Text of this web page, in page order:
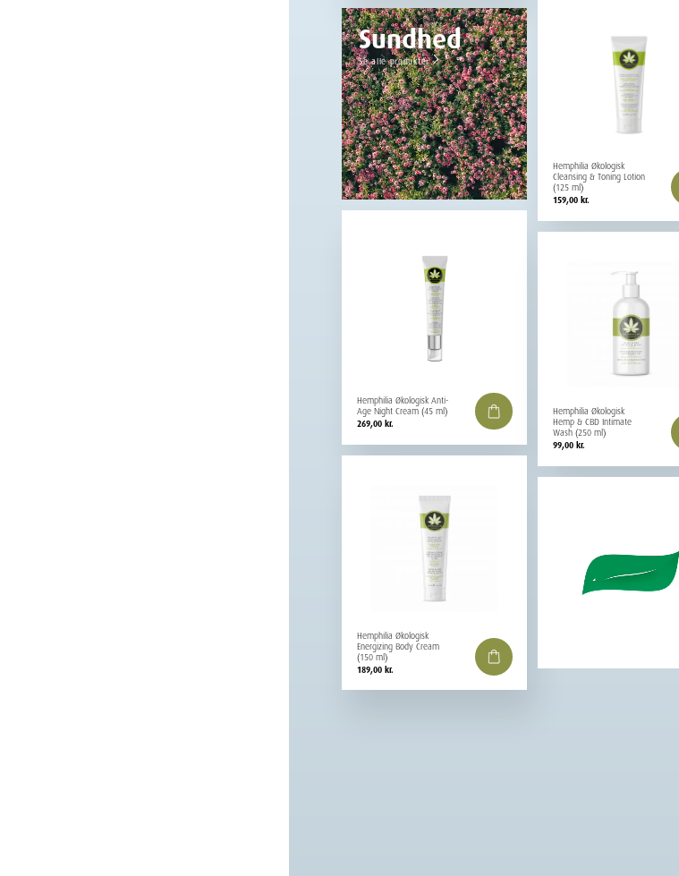
Hemphilia Økologisk
Cleansing & Toning Lotion
(125 ml)
159,00kr.
Sundhed
Se alle produkter
Hemphilia Økologisk Anti-
Age Night Cream (45 ml)
269,00kr.
Hemphilia Økologisk
Hemp & CBD Intimate
Wash (250 ml)
99,00kr.
Hemphilia Økologisk
Energizing Body Cream
(150 ml)
189,00kr.